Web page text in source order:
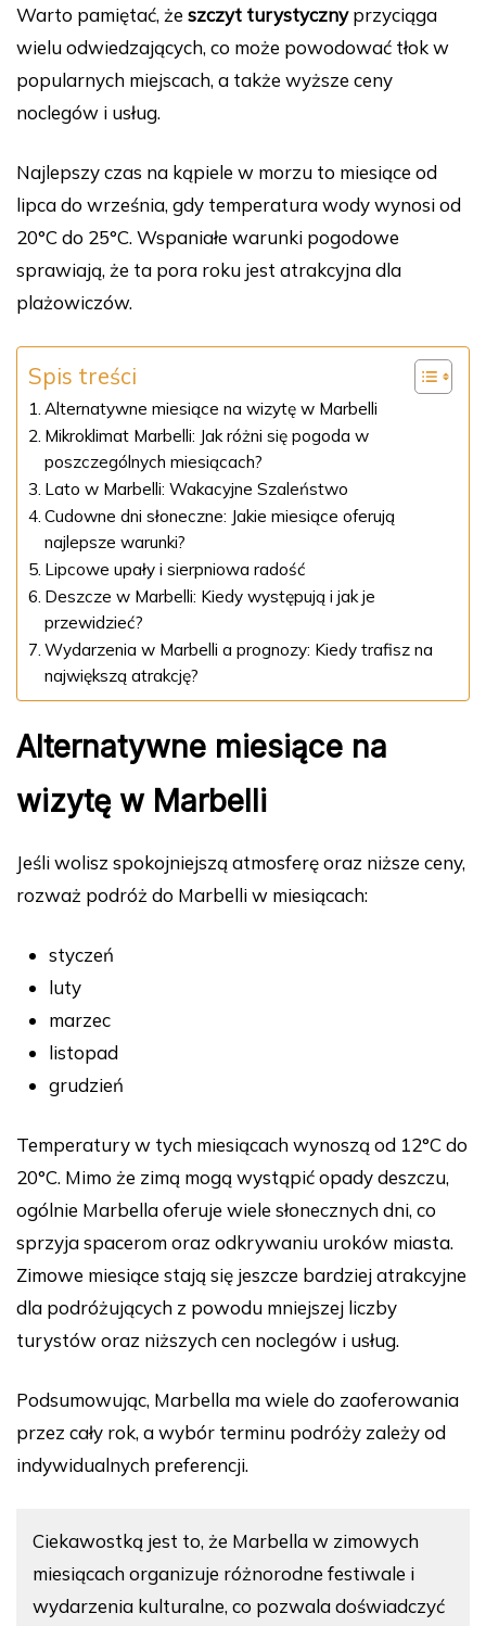
o
k
k
Warto pamiętać, że szczyt turystycznyprzyciąga
wielu odwiedzających, co może powodować tłok w
popularnych miejscach, a także wyższe ceny
noclegów i usług.
Najlepszy czas na kąpiele w morzu to miesiące od
lipca do września, gdy temperatura wody wynosi od
20°C do 25°C. Wspaniałe warunki pogodowe
sprawiają, że ta pora roku jest atrakcyjna dla
plażowiczów.
Spis treści
Alternatywne miesiące na wizytę w Marbelli
Mikroklimat Marbelli: Jak różni się pogoda w
poszczególnych miesiącach?
Lato w Marbelli: Wakacyjne Szaleństwo
Cudowne dni słoneczne: Jakie miesiące oferują
najlepsze warunki?
Lipcowe upały i sierpniowa radość
Deszcze w Marbelli: Kiedy występują i jak je
przewidzieć?
Wydarzenia w Marbelli a prognozy: Kiedy trafisz na
największą atrakcję?
Alternatywne miesiące na
wizytę w Marbelli
Jeśli wolisz spokojniejszą atmosferę oraz niższe ceny,
rozważ podróż do Marbelli w miesiącach:
styczeń
luty
marzec
listopad
grudzień
Temperatury w tych miesiącach wynoszą od 12°C do
20°C. Mimo że zimą mogą wystąpić opady deszczu,
ogólnie Marbella oferuje wiele słonecznych dni, co
sprzyja spacerom oraz odkrywaniu uroków miasta.
Zimowe miesiące stają się jeszcze bardziej atrakcyjne
dla podróżujących z powodu mniejszej liczby
turystów oraz niższych cen noclegów i usług.
Podsumowując, Marbella ma wiele do zaoferowania
przez cały rok, a wybór terminu podróży zależy od
indywidualnych preferencji.
Ciekawostką jest to, że Marbella w zimowych
miesiącach organizuje różnorodne festiwale i
wydarzenia kulturalne, co pozwala doświadczyć